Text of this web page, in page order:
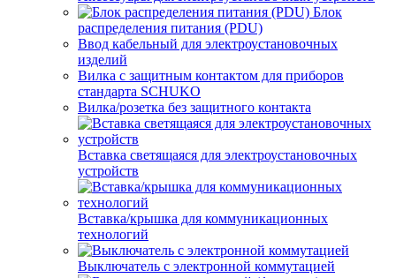
Блок
распределения питания (PDU)
Ввод кабельный для электроустановочных
изделий
Вилка с защитным контактом для приборов
стандарта SCHUKO
Вилка/розетка без защитного контакта
Вставка светящаяся для электроустановочных
устройств
Вставка/крышка для коммуникационных
технологий
Выключатель с электронной коммутацией